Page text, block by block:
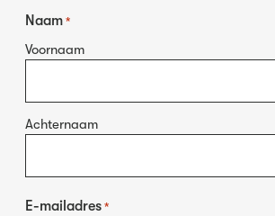
Naam *
Voornaam
Achternaam
E-mailadres *